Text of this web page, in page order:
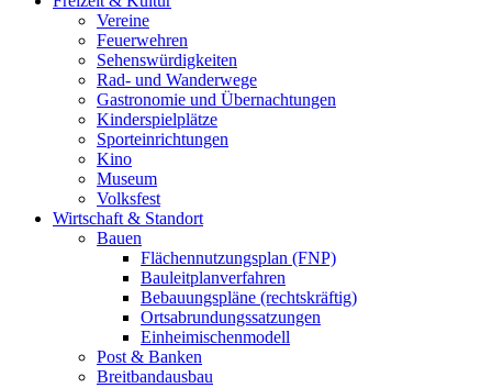
Vereine
Feuerwehren
Sehenswürdigkeiten
Rad- und Wanderwege
Gastronomie und Übernachtungen
Kinderspielplätze
Sporteinrichtungen
Kino
Museum
Volksfest
Wirtschaft & Standort
Bauen
Flächennutzungsplan (FNP)
Bauleitplanverfahren
Bebauungspläne (rechtskräftig)
Ortsabrundungssatzungen
Einheimischenmodell
Post & Banken
Breitbandausbau